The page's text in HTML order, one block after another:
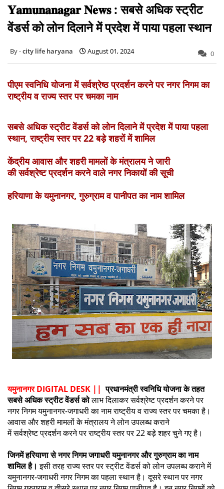
𝐘𝐚𝐦𝐮𝐧𝐚𝐧𝐚𝐠𝐚𝐫 𝐍𝐞𝐰𝐬 : सबसे अधिक स्ट्रीट
वेंडर्स को लोन दिलाने में प्रदेश में पाया पहला स्थान
city life haryana August 01, 2024 0
पीएम स्वनिधि योजना में सर्वश्रेष्ठ प्रदर्शन करने पर नगर निगम का
राष्ट्रीय व राज्य स्तर पर चमका नाम
सबसे अधिक स्ट्रीट वेंडर्स को लोन दिलाने में प्रदेश में पाया पहला
स्थान, राष्ट्रीय स्तर पर 22 बड़े शहरों में शामिल
केंद्रीय आवास और शहरी मामलों के मंत्रालय ने जारी
की सर्वश्रेष्ट प्रदर्शन करने वाले नगर निकायों की सूची
हरियाणा के यमुनानगर, गुरुग्राम व पानीपत का नाम शामिल
यमुनानगर DIGITAL DESK || प्रधानमंत्री स्वनिधि योजना के तहत
सबसे अधिक स्ट्रीट वेंडर्स कोलाभ दिलाकर सर्वश्रेष्ट प्रदर्शन करने पर
नगर निगम यमुनानगर-जगाधरी का नाम राष्ट्रीय व राज्य स्तर पर चमका है।
आवास और शहरी मामलों के मंत्रालय ने लोन उपलब्ध कराने
में सर्वश्रेष्ट प्रदर्शन करने पर राष्ट्रीय स्तर पर 22 बड़े शहर चुने गए है।
जिनमें हरियाणा से नगर निगम जगाधरी यमुनानगर और गुरुग्राम का नाम
शामिल है। इसी तरह राज्य स्तर पर स्ट्रीट वेंडर्स को लोन उपलब्ध कराने में
यमुनानगर-जगाधरी नगर निगम का पहला स्थान है। दूसरे स्थान पर नगर